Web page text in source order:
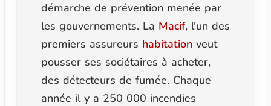
démarche de prévention menée par
les gouvernements. La Macif, l'un des
premiers assureurs habitationveut
pousser ses sociétaires à acheter,
des détecteurs de fumée. Chaque
année il y a 250 000 incendies